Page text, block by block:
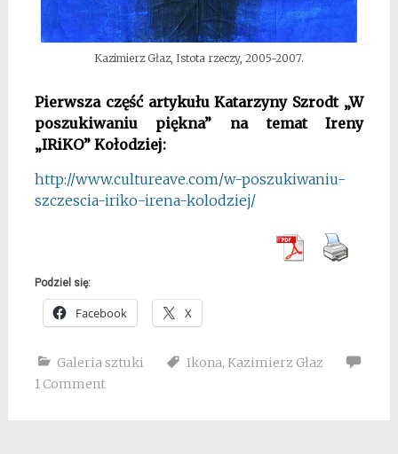
Kazimierz Głaz, Istota rzeczy, 2005-2007.
Pierwsza część artykułu Katarzyny Szrodt „W
poszukiwaniu piękna” na temat Ireny
„IRiKO” Kołodziej:
http://www.cultureave.com/w-poszukiwaniu-
szczescia-iriko-irena-kolodziej/
Podziel się:
Facebook X
Galeria sztuki Ikona, Kazimierz Głaz
1 Comment